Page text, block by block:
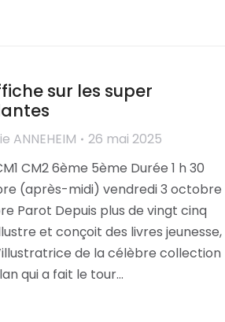
sur les super
ANNEHEIM
26 mai 2025
CM2 6ème 5ème Durée 1 h 30
(après-midi) vendredi 3 octobre
Parot Depuis plus de vingt cinq
et conçoit des livres jeunesse,
de la célèbre collection
qui a fait le tour…